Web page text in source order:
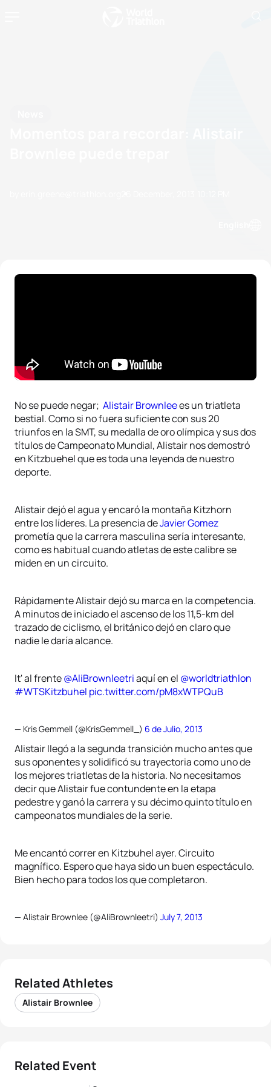
No se puede negar; Alistair Brownleees un triatleta
bestial. Como si no fuera suficiente con sus 20
triunfos en la SMT, su medalla de oro olímpica y sus dos
títulos de Campeonato Mundial, Alistair nos demostró
en Kitzbuehel que es toda una leyenda de nuestro
deporte.
Alistair dejó el agua y encaró la montaña Kitzhorn
entre los líderes. La presencia deJavier Gomez
prometía que la carrera masculina sería interesante,
como es habitual cuando atletas de este calibre se
miden en un circuito.
Rápidamente Alistair dejó su marca en la competencia.
A minutos de iniciado el ascenso de los 11,5-km del
trazado de ciclismo, el británico dejó en claro que
nadie le daría alcance.
It' al frente@AliBrownleetriaquí en el @worldtriathlon
#WTSKitzbuhel pic.twitter.com/pM8xWTPQuB
— Kris Gemmell (@KrisGemmell_) 6 de Julio, 2013
Alistair llegó a la segunda transición mucho antes que
sus oponentes y solidificó su trayectoria como uno de
los mejores triatletas de la historia. No necesitamos
decir que Alistair fue contundente en la etapa
pedestre y ganó la carrera y su décimo quinto título en
campeonatos mundiales de la serie.
Me encantó correr en Kitzbuhel ayer. Circuito
magnífico. Espero que haya sido un buen espectáculo.
Bien hecho para todos los que completaron.
— Alistair Brownlee (@AliBrownleetri) July 7, 2013
Related Athletes
Alistair Brownlee
Related Event